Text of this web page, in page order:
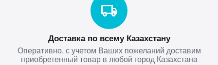
Доставка по всему Казахстану
Оперативно, с учетом Ваших пожеланий доставим
приобретенный товар в любой город Казахстана